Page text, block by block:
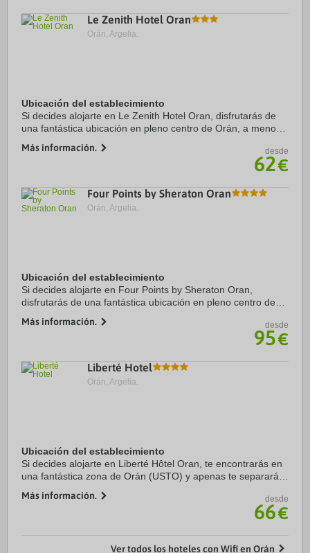
Le Zenith Hotel Oran
Orán, Argelia.
Ubicación del establecimiento
Si decides alojarte en Le Zenith Hotel Oran, disfrutarás de
una fantástica ubicación en pleno centro de Orán, a menos
Badis y Estadio Ahmed Zabana. ...
Más información. desde
62€
Four Points by Sheraton Oran
Orán, Argelia.
Ubicación del establecimiento
Si decides alojarte en Four Points by Sheraton Oran,
disfrutarás de una fantástica ubicación en pleno centro de
Abdelhamid Ben Badis y Musée National ...
Más información. desde
95€
Liberté Hotel
Orán, Argelia.
Ubicación del establecimiento
Si decides alojarte en Liberté Hôtel Oran, te encontrarás en
una fantástica zona de Orán (USTO) y apenas te separarán
Badis y Musée National Ahmed ...
Más información. desde
66€
Ver todos los hoteles con Wifi en Orán